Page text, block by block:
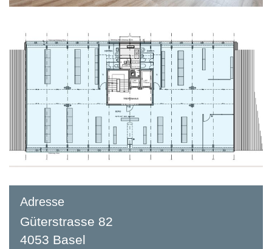
Adresse
Güterstrasse 82
4053 Basel